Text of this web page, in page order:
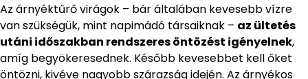
Az árnyéktűrő virágok – bár általában kevesebb vízre
van szükségük, mint napimádó társaiknak – az ültetés
utáni időszakban rendszeres öntözést igényelnek,
amíg begyökeresednek. Később kevesebbet kell őket
öntözni, kivéve nagyobb szárazság idején. Az árnyékos